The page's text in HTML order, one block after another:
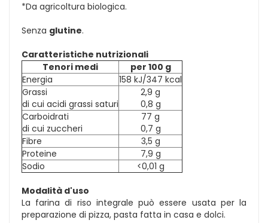
*Da agricoltura biologica.
Senza glutine.
Caratteristiche nutrizionali
Tenori medi
per 100 g
Energia
158 kJ/347 kcal
Grassi
di cui acidi grassi saturi
2,9 g
0,8 g
Carboidrati
di cui zuccheri
77 g
0,7 g
Fibre
3,5 g
Proteine
7,9 g
Sodio
<0,01 g
Modalità d'uso
La farina di riso integrale può essere usata per la
preparazione di pizza, pasta fatta in casa e dolci.